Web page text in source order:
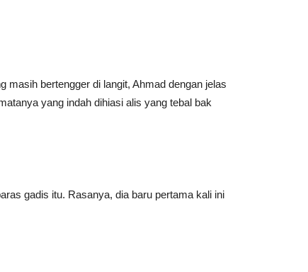
masih bertengger di langit, Ahmad dengan jelas
yang indah dihiasi alis yang tebal bak
gadis itu. Rasanya, dia baru pertama kali ini